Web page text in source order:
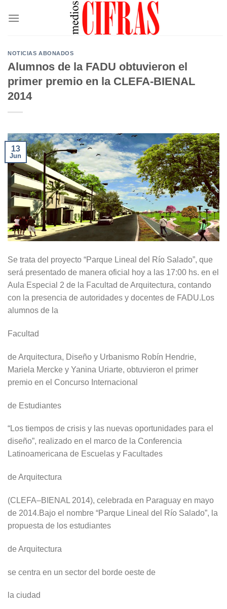
NOTICIAS ABONADOS
Alumnos de la FADU obtuvieron el
primer premio en la CLEFA-BIENAL
2014
13
Jun
Se trata del proyecto “Parque Lineal del Río Salado”, que
será presentado de manera oficial hoy a las 17:00 hs. en el
Aula Especial 2 de la Facultad de Arquitectura, contando
con la presencia de autoridades y docentes de FADU.Los
alumnos de la
Facultad
de Arquitectura, Diseño y Urbanismo Robín Hendrie,
Mariela Mercke y Yanina Uriarte, obtuvieron el primer
premio en el Concurso Internacional
de Estudiantes
“Los tiempos de crisis y las nuevas oportunidades para el
diseño”, realizado en el marco de la Conferencia
Latinoamericana de Escuelas y Facultades
de Arquitectura
(CLEFA–BIENAL 2014), celebrada en Paraguay en mayo
de 2014.Bajo el nombre “Parque Lineal del Río Salado”, la
propuesta de los estudiantes
de Arquitectura
se centra en un sector del borde oeste de
la ciudad